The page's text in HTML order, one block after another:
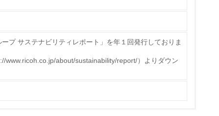
プ サステナビリティレポート」を年１回発行しておりま
www.ricoh.co.jp/about/sustainability/report/）よりダウン